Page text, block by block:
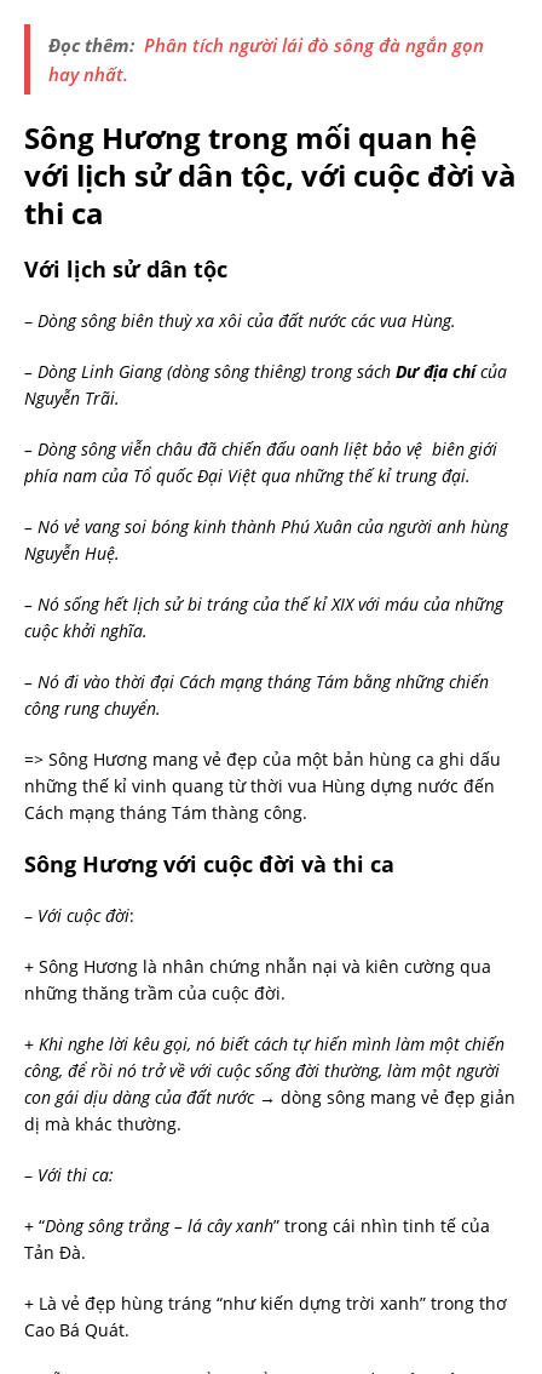
Đọc thêm: Phân tích người lái đò sông đà ngắn gọn
hay nhất.
Sông Hương trong mối quan hệ
với lịch sử dân tộc, với cuộc đời và
thi ca
Với lịch sử dân tộc
– Dòng sông biên thuỳ xa xôi của đất nước các vua Hùng.
– Dòng Linh Giang (dòng sông thiêng) trong sách Dư địa chícủa
Nguyễn Trãi.
– Dòng sông viễn châu đã chiến đấu oanh liệt bảo vệ biên giới
phía nam của Tổ quốc Đại Việt qua những thế kỉ trung đại.
– Nó vẻ vang soi bóng kinh thành Phú Xuân của người anh hùng
Nguyễn Huệ.
– Nó sống hết lịch sử bi tráng của thế kỉ XIX với máu của những
cuộc khởi nghĩa.
– Nó đi vào thời đại Cách mạng tháng Tám bằng những chiến
công rung chuyển.
=> Sông Hương mang vẻ đẹp của một bản hùng ca ghi dấu
những thế kỉ vinh quang từ thời vua Hùng dựng nước đến
Cách mạng tháng Tám thàng công.
Sông Hương với cuộc đời và thi ca
– Với cuộc đời:
+ Sông Hương là nhân chứng nhẫn nại và kiên cường qua
những thăng trầm của cuộc đời.
+ Khi nghe lời kêu gọi, nó biết cách tự hiến mình làm một chiến
công, để rồi nó trở về với cuộc sống đời thường, làm một người
con gái dịu dàng của đất nước → dòng sông mang vẻ đẹp giản
dị mà khác thường.
– Với thi ca:
+ “Dòng sông trắng – lá cây xanh” trong cái nhìn tinh tế của
Tản Đà.
+ Là vẻ đẹp hùng tráng “như kiến dựng trời xanh” trong thơ
Cao Bá Quát.